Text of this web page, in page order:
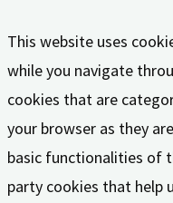
This website uses
while you navigate
cookies that are
your browser as they
basic functionalities of
party cookies that help